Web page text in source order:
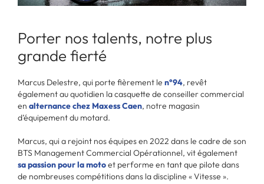
Porter nos talents, notre plus
grande fierté
Marcus Delestre, qui porte fièrement le n°94, revêt
également au quotidien la casquette de conseiller commercial
en alternance chez Maxess Caen, notre magasin
d’équipement du motard.
Marcus, qui a rejoint nos équipes en 2022 dans le cadre de son
BTS Management Commercial Opérationnel, vit également
sa passion pour la motoet performe en tant que pilote dans
de nombreuses compétitions dans la discipline « Vitesse ».